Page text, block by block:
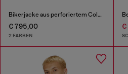
Bikerjacke aus perforiertem Colour-Block-Leder
€ 795,00
2 FARBEN
€